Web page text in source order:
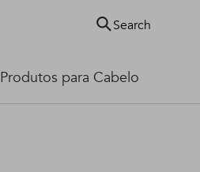
Produtos para Cabelo
Search